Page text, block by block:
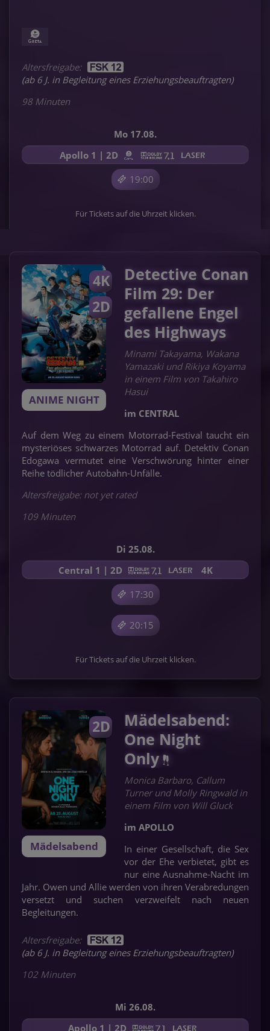
Altersfreigabe:
(ab 6 J. in Begleitung eines Erziehungsbeauftragten)
98 Minuten
Mo 17.08.
19:00
Apollo 1 | 2D
Für Tickets auf die Uhrzeit klicken.
4K
2D
ANIME NIGHT
Detective Conan
Film 29: Der
gefallene Engel
des Highways
Minami Takayama, Wakana
Yamazaki und Rikiya Koyama
in einem Film von Takahiro
Hasui
im CENTRAL
Auf dem Weg zu einem Motorrad-Festival taucht ein
mysteriöses schwarzes Motorrad auf. Detektiv Conan
Edogawa vermutet eine Verschwörung hinter einer
Reihe tödlicher Autobahn-Unfälle.
Altersfreigabe: not yet rated
109 Minuten
Di 25.08.
17:30
20:15
Central 1 | 2D 4K
Für Tickets auf die Uhrzeit klicken.
2D
Mädelsabend
Mädelsabend:
One Night
Only
Monica Barbaro, Callum
Turner und Molly Ringwald in
einem Film von Will Gluck
im APOLLO
In einer Gesellschaft, die Sex
vor der Ehe verbietet, gibt es
nur eine Ausnahme-Nacht im
Jahr. Owen und Allie werden von ihren Verabredungen
versetzt und suchen verzweifelt nach neuen
Begleitungen.
Altersfreigabe:
(ab 6 J. in Begleitung eines Erziehungsbeauftragten)
102 Minuten
Mi 26.08.
Apollo 1 | 2D